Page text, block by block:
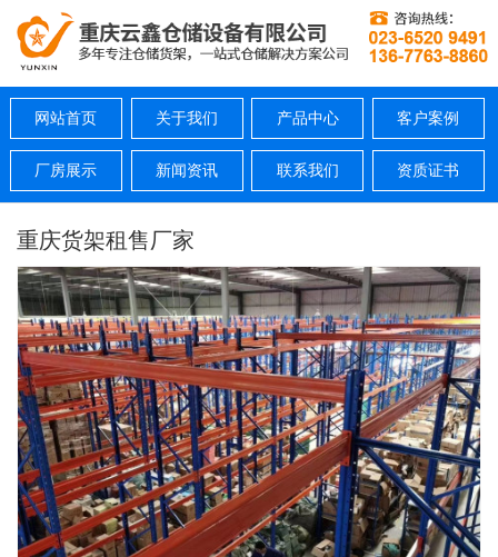
网站首页 关于我们 产品中心 客户案例
厂房展示 新闻资讯 联系我们 资质证书
重庆货架租售厂家